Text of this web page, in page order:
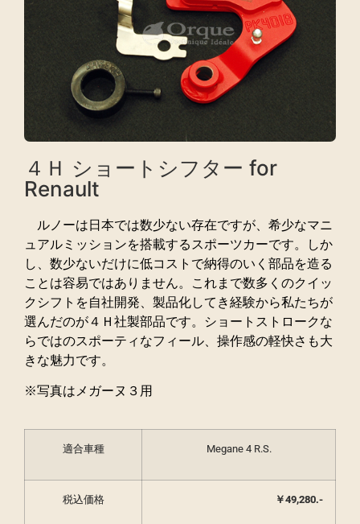
４Ｈ ショートシフター for
Renault
ルノーは日本では数少ない存在ですが、希少なマニ
ュアルミッションを搭載するスポーツカーです。しか
し、数少ないだけに低コストで納得のいく部品を造る
ことは容易ではありません。これまで数多くのクイッ
クシフトを自社開発、製品化してき経験から私たちが
選んだのが４Ｈ社製部品です。ショートストロークな
らではのスポーティなフィール、操作感の軽快さも大
きな魅力です。
※写真はメガーヌ３用
適合車種 Megane 4 R.S.
税込価格 ￥49,280.-